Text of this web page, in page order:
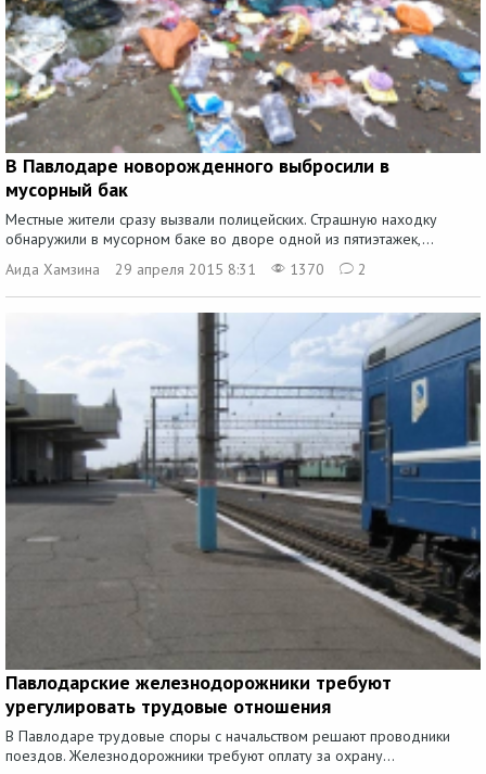
В Павлодаре новорожденного выбросили в
мусорный бак
Местные жители сразу вызвали полицейских. Страшную находку
обнаружили в мусорном баке во дворе одной из пятиэтажек,...
Аида Хамзина
29 апреля 2015 8:31 1370 2
Павлодарские железнодорожники требуют
урегулировать трудовые отношения
В Павлодаре трудовые споры с начальством решают проводники
поездов. Железнодорожники требуют оплату за охрану...